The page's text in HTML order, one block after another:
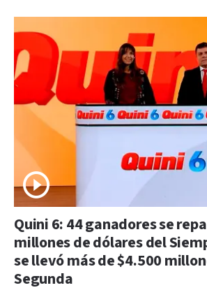
Quini 6: 44 ganadores se
millones de dólares del
se llevó más de $4.500
Segunda